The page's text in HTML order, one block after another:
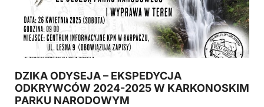
DZIKA ODYSEJA – EKSPEDYCJA
ODKRYWCÓW 2024-2025 W KARKONOSKIM
PARKU NARODOWYM